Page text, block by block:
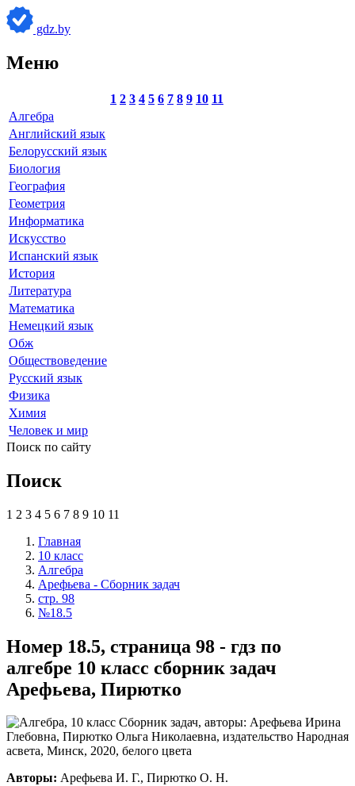
gdz.by
Меню
1 2 3 4 5 6 7 8 9 10 11
Алгебра
Английский язык
Белорусский язык
Биология
География
Геометрия
Информатика
Искусство
Испанский язык
История
Литература
Математика
Немецкий язык
Обж
Обществоведение
Русский язык
Физика
Химия
Человек и мир
Поиск по сайту
Поиск
1 2 3 4 5 6 7 8 9 10 11
Главная
10 класс
Алгебра
Арефьева - Сборник задач
стр. 98
№18.5
Номер 18.5, страница 98 - гдз по
алгебре 10 класс сборник задач
Арефьева, Пирютко
Авторы: Арефьева И. Г., Пирютко О. Н.